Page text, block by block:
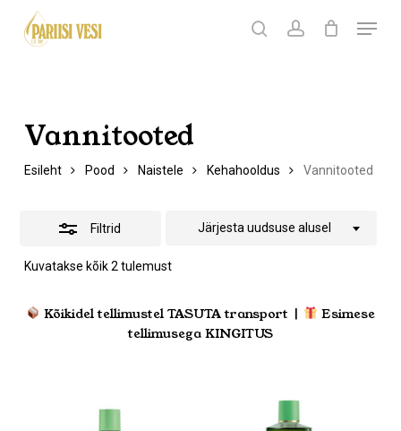
Products
search
searchaccount
Menu
Ostukorv
Vannitooted
Esileht Pood Naistele Kehahooldus Vannitooted
Filtrid
Kuvatakse kõik 2 tulemustSorditud
Järjesta uudsuse alusel
Peida
Kõikidel tellimustel TASUTA transport |
Esimese
tellimusega KINGITUS